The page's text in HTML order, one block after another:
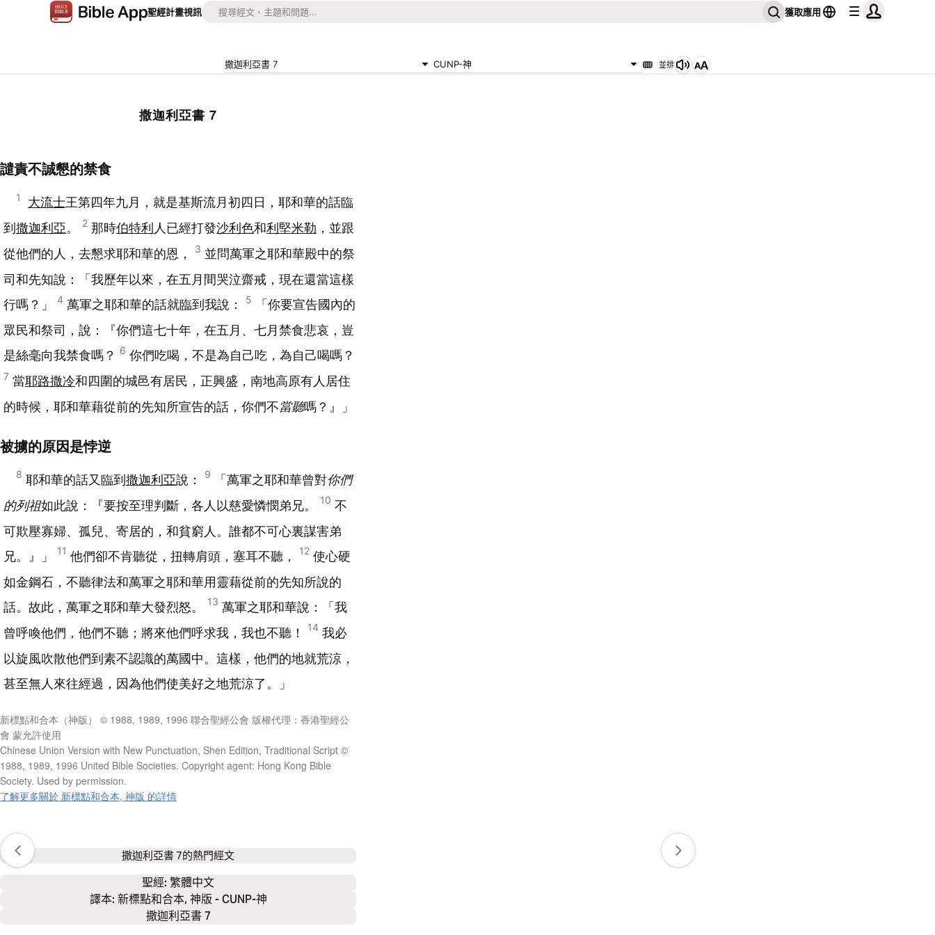
聖經計畫視訊 獲取應用
撒迦利亞書 7 CUNP-神 並排
撒迦利亞書 7
譴責不誠懇的禁食
1 大流士王第四年九月，就是基斯流月初四日，耶和華的話臨
到 撒迦利亞。 2 那時伯特利 人已經打發沙利色和利堅米勒 ，並跟
從他們的人，去懇求耶和華的恩，
3 並問萬軍之耶和華殿中的祭
司和先知說：「我歷年以來，在五月間哭泣齋戒，現在還當這樣
行嗎？」
4 萬軍之耶和華的話就臨到我說： 5
「你要宣告國內的
眾民和祭司，說：『你們這七十年，在五月、七月禁食悲哀，豈
是絲毫向我禁食嗎？
6 你們吃喝，不是為自己吃，為自己喝嗎？
7 當耶路撒冷和四圍的城邑有居民，正興盛，南地高原有人居住
的時候，耶和華藉從前的先知所宣告的話，你們不當聽嗎？』」
被擄的原因是悖逆
8 耶和華的話又臨到撒迦利亞說： 9 「萬軍之耶和華曾對你們
的列祖如此說：『要按至理判斷，各人以慈愛憐憫弟兄。 10 不
可欺壓寡婦、孤兒、寄居的，和貧窮人。誰都不可心裏謀害弟
兄。』」
11 他們卻不肯聽從，扭轉肩頭，塞耳不聽， 12 使心硬
如金鋼石，不聽律法和萬軍之耶和華用靈藉從前的先知所說的
話。故此，萬軍之耶和華大發烈怒。
13 萬軍之耶和華說：「我
曾呼喚他們，他們不聽；將來他們呼求我，我也不聽！
14 我必
以旋風吹散他們到素不認識的萬國中。這樣，他們的地就荒涼，
甚至無人來往經過，因為他們使美好之地荒涼了。」
新標點和合本（神版） © 1988, 1989, 1996 聯合聖經公會 版權代理：香港聖經公
會 蒙允許使用
Chinese Union Version with New Punctuation, Shen Edition, Traditional Script ©
1988, 1989, 1996 United Bible Societies. Copyright agent: Hong Kong Bible
Society. Used by permission.
了解更多關於 新標點和合本, 神版 的詳情
撒迦利亞書 7的熱門經文
聖經: 繁體中文
譯本: 新標點和合本, 神版 - CUNP-神
撒迦利亞書 7